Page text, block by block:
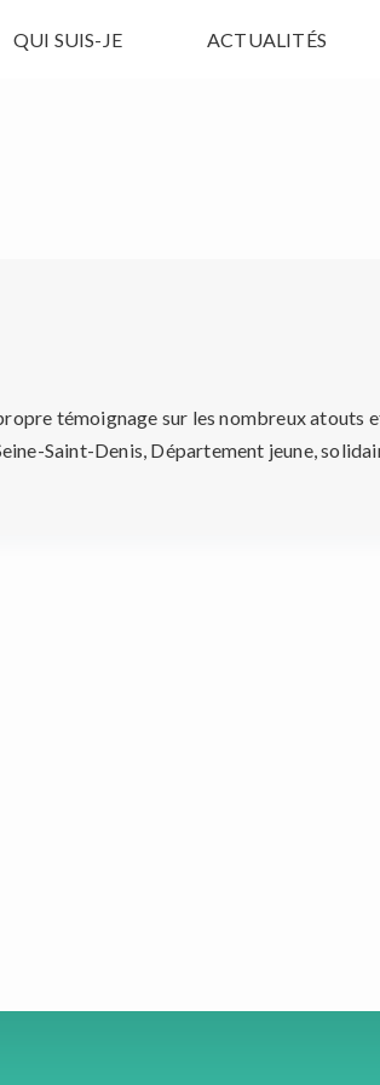
QUI SUIS-JE ACTUALITÉS
témoignage sur les nombreux atouts
Saint-Denis, Département jeune,